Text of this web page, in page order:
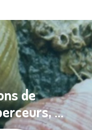
de
...